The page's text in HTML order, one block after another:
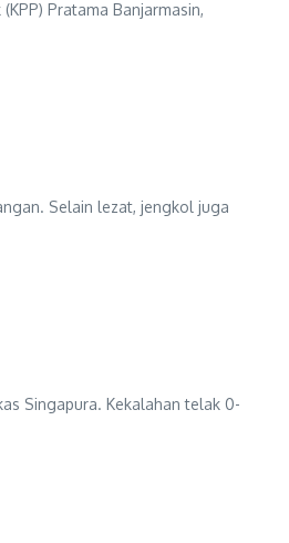
Pratama Banjarmasin,
Selain lezat, jengkol juga
Singapura. Kekalahan telak 0-